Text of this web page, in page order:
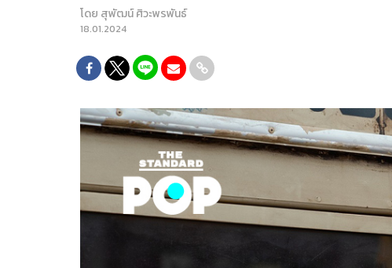
โดย สุพัฒน์ ศิวะพรพันธ์
18.01.2024